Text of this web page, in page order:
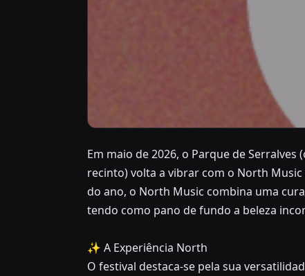
JUNE 5, 2026 – JUNE 7, 2026
🎸 North
Norte
Parque de Serralves (ou a zona
Em maio de 2026, o Parque de
recinto) volta a vibrar com o North
do ano, o North Music combina uma
tendo como pano de fundo a beleza
✨ A Experiência North
O festival destaca-se pela sua